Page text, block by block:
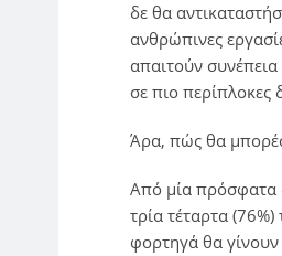
δε θα
ανθρώπινες
απαιτούν συνέπεια
σε πιο
Άρα, πώς θα
Από μία πρόσφατα
τρία τέταρτα
φορτηγά θα